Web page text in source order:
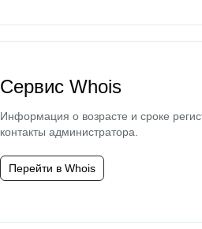
Сервис Whois
Информация о возрасте и сроке
контакты администратора.
Перейти в Whois